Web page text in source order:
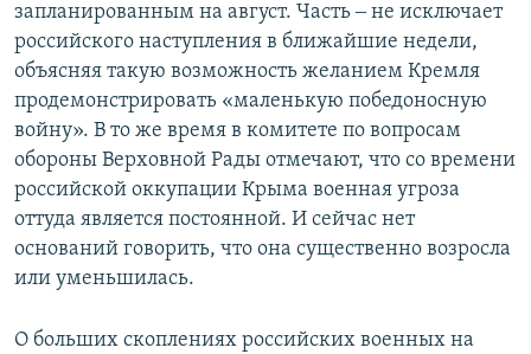
запланированным на август. Часть ‒ не исключает
российского наступления в ближайшие недели,
объясняя такую возможность желанием Кремля
продемонстрировать «маленькую победоносную
войну». В то же время в комитете по вопросам
обороны Верховной Рады отмечают, что со времени
российской оккупации Крыма военная угроза
оттуда является постоянной. И сейчас нет
оснований говорить, что она существенно возросла
или уменьшилась.
О больших скоплениях российских военных на